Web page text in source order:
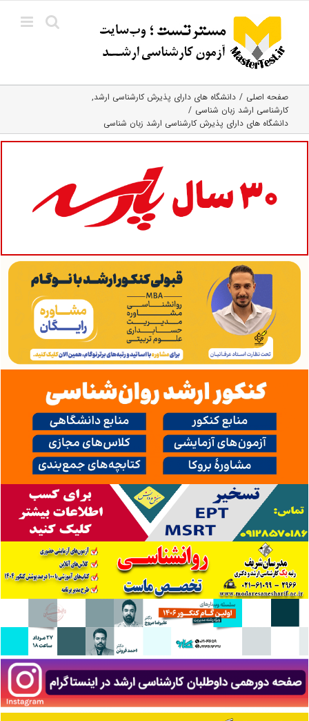
content
صفحه اصلی
دانشگاه های دارای پذیرش کارشناسی ارشد
کارشناسی ارشد زبان شناسی
دانشگاه های دارای پذیرش کارشناسی ارشد زبان شناسی